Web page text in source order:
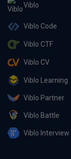
Viblo
Viblo Code
Viblo CTF
Viblo CV
Viblo Learning
Viblo Partner
Viblo Battle
Viblo Interview